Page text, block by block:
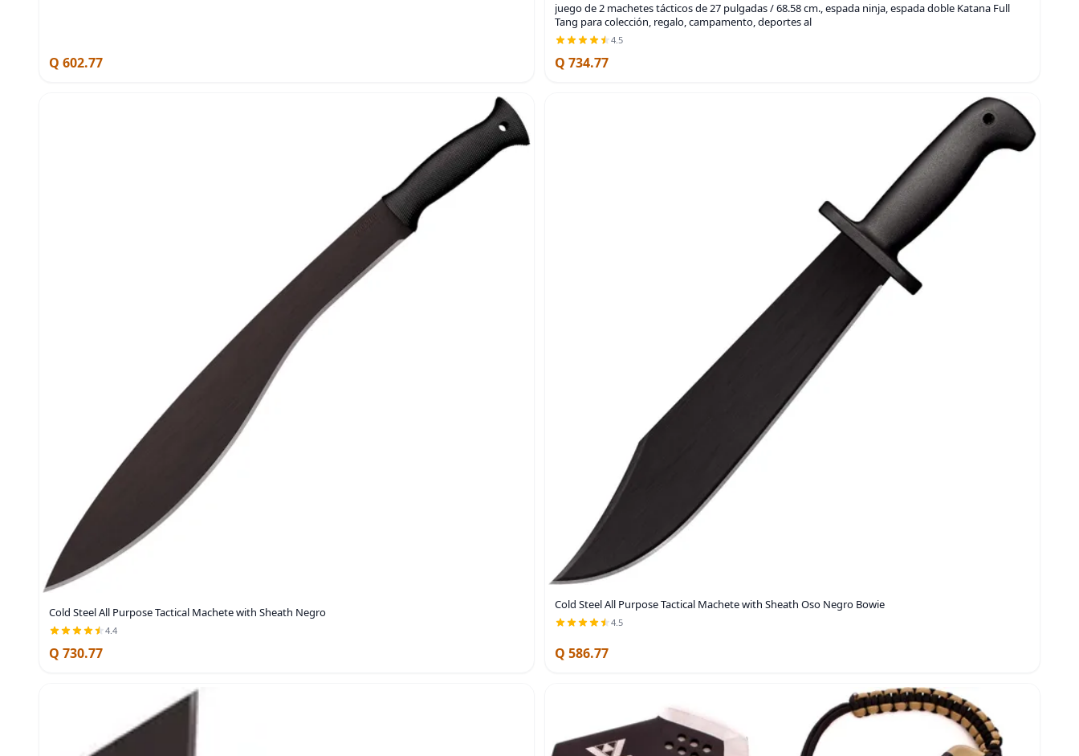
Q 602.77
juego de 2 machetes tácticos de 27 pulgadas / 68.58 cm., espada ninja, espada doble Katana Full
Tang para colección, regalo, campamento, deportes al
4.5
Q 734.77
Cold Steel All Purpose Tactical Machete with Sheath Negro
4.4
Q 730.77
Cold Steel All Purpose Tactical Machete with Sheath Oso Negro Bowie
4.5
Q 586.77